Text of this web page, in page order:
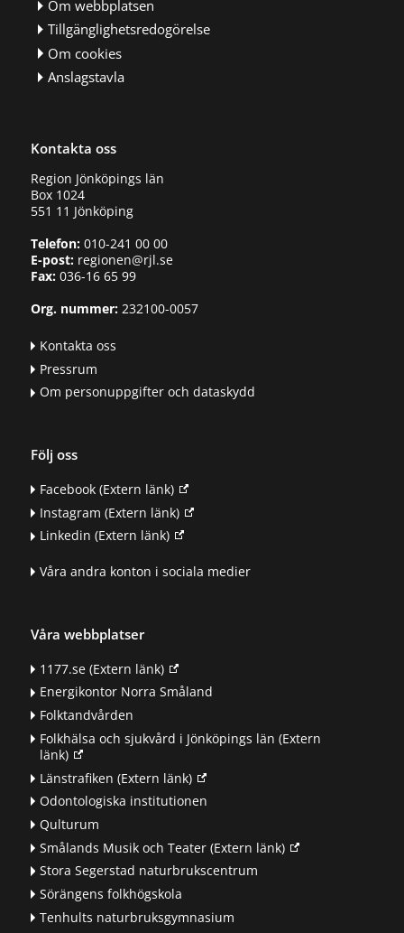
Om webbplatsen
Tillgänglighetsredogörelse
Om cookies
Anslagstavla
Kontakta oss
Region Jönköpings län
Box 1024
551 11 Jönköping
Telefon:010-241 00 00
E-post:regionen@rjl.se
Fax: 036-16 65 99
Org. nummer:232100-0057
Kontakta oss
Pressrum
Om personuppgifter och dataskydd
Följ oss
Facebook(Extern länk)
Instagram (Extern länk)
Linkedin (Extern länk)
Våra andra konton i sociala medier
Våra webbplatser
1177.se(Extern länk)
Energikontor Norra Småland
Folktandvården
Folkhälsa och sjukvård i Jönköpings län (Extern
länk)
Länstrafiken (Extern länk)
Odontologiska institutionen
Qulturum
Smålands Musik och Teater(Extern länk)
Stora Segerstad naturbrukscentrum
Sörängens folkhögskola
Tenhults naturbruksgymnasium